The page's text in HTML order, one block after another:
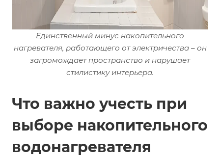
Единственный минус накопительного
нагревателя, работающего от электричества – он
загромождает пространство и нарушает
стилистику интерьера.
Что важно учесть при
выборе накопительного
водонагревателя